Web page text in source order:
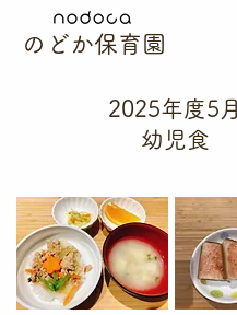
のどか保育園
2025年度​5月
幼児食